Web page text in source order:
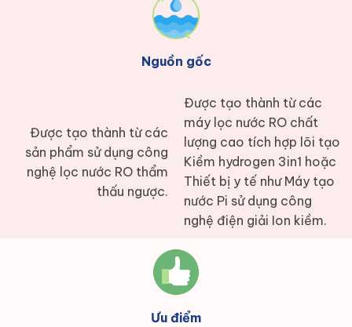
Được tạo thành từ các
sản phẩm sử dụng công
nghệ lọc nước RO thẩm
thấu ngược.
Nguồn gốc
Được tạo thành từ các
máy lọc nước RO chất
lượng cao tích hợp lõi tạo
Kiềm hydrogen 3in1 hoặc
Thiết bị y tế như Máy tạo
nước Pi sử dụng công
nghệ điện giải Ion kiềm.
Ưu điểm